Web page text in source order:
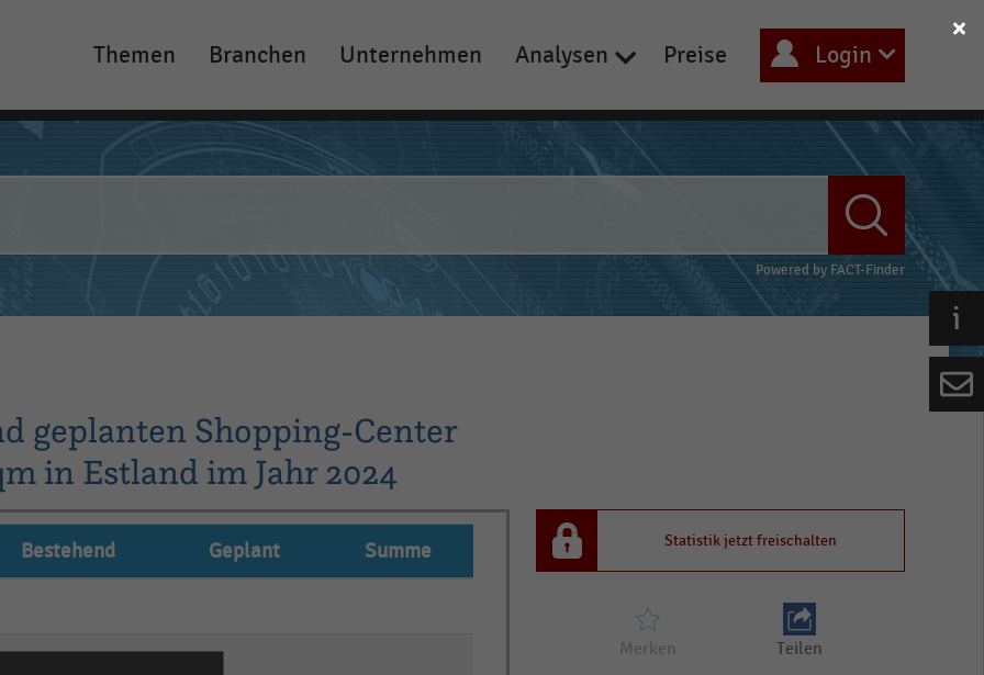
Main
navigation
Themen Branchen Unternehmen Analysen Preise Login
Powered by FACT-Finder
geplanten Shopping-Center
in Estland im Jahr 2024
Bestehend Geplant Summe Statistik jetzt freischalten
Merken Teilen